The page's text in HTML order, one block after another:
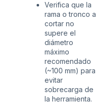
Verifica que la
rama o tronco a
cortar no
supere el
diámetro
máximo
recomendado
(~100 mm) para
evitar
sobrecarga de
la herramienta.